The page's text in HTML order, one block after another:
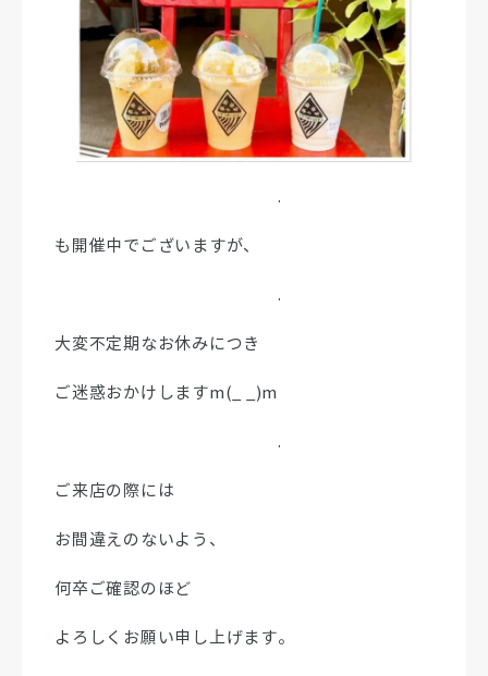
.
も開催中でございますが、
.
大変不定期なお休みにつき
ご迷惑おかけしますm(_ _)m
.
ご来店の際には
お間違えのないよう、
何卒ご確認のほど
よろしくお願い申し上げます。